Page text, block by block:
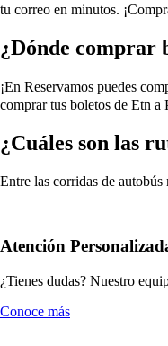
tu correo en minutos.
¿Dónde comprar
¡En Reservamos puedes
comprar tus boletos de Etn a
¿Cuáles son las
Entre las corridas de
Atención
¿Tienes dudas? Nuestro
Conoce más